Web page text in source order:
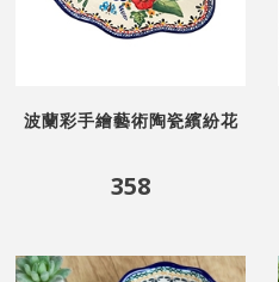
波蘭彩手繪藝術陶瓷繽紛花
358